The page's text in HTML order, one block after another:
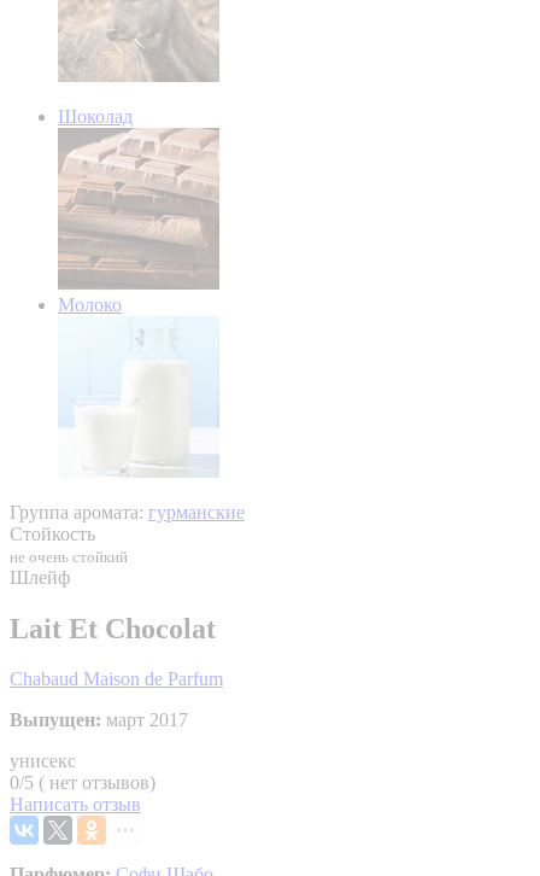
Шоколад
Молоко
Группа аромата: гурманские
Стойкость
не очень стойкий
Шлейф
Lait Et Chocolat
Chabaud Maison de Parfum
Выпущен: март 2017
унисекс
0/5 ( нет отзывов)
Написать отзыв